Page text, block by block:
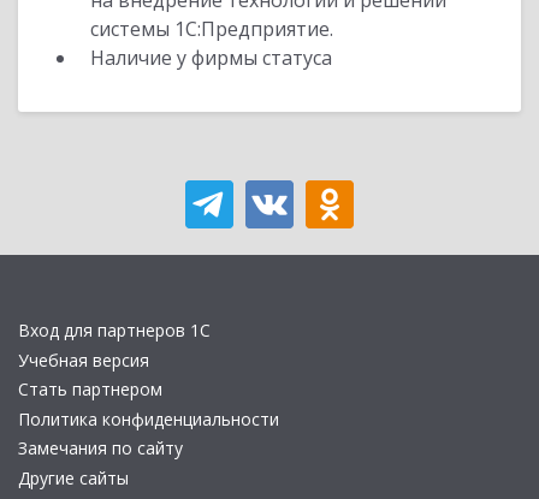
системы 1С:Предприятие.
Наличие у фирмы статуса
Вход для партнеров 1С
Учебная версия
Стать партнером
Политика конфиденциальности
Замечания по сайту
Другие сайты